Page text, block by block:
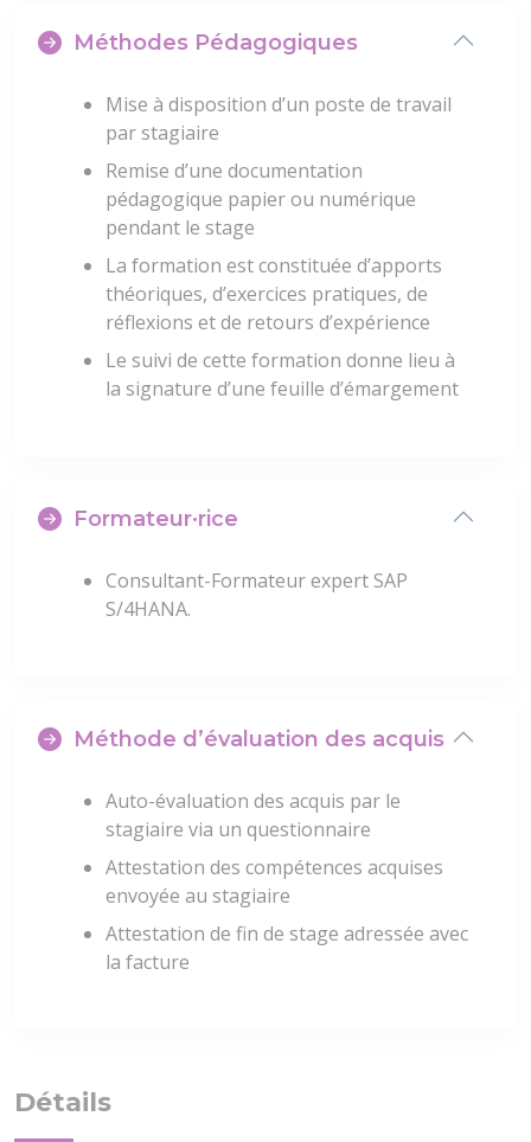
Méthodes Pédagogiques
Mise à disposition d’un poste de travail
par stagiaire
Remise d’une documentation
pédagogique papier ou numérique
pendant le stage
La formation est constituée d’apports
théoriques, d’exercices pratiques, de
réflexions et de retours d’expérience
Le suivi de cette formation donne lieu à
la signature d’une feuille d’émargement
Formateur·rice
Consultant-Formateur expert SAP
S/4HANA.
Méthode d’évaluation des acquis
Auto-évaluation des acquis par le
stagiaire via un questionnaire
Attestation des compétences acquises
envoyée au stagiaire
Attestation de fin de stage adressée avec
la facture
Détails